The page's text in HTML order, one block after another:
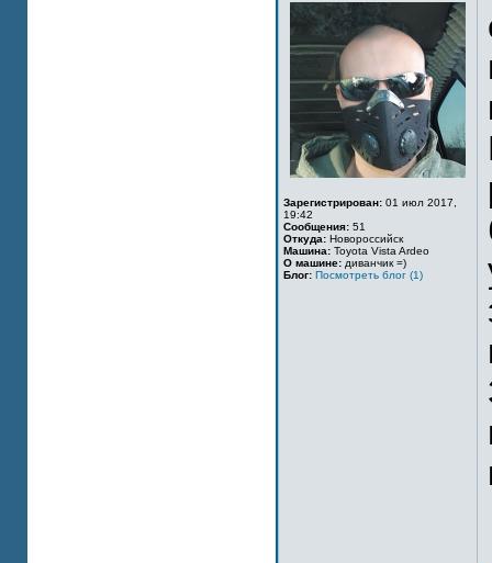
Зарегистрирован: 01 июл 2017,
19:42
Сообщения: 51
Откуда: Новороссийск
Машина: Toyota Vista Ardeo
О машине: диванчик =)
Блог: Посмотреть блог (1)